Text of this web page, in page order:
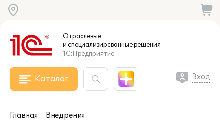
Отраслевые
и специализированныерешения
1С:Предприятие
Каталог Вход
Главная
Внедрения